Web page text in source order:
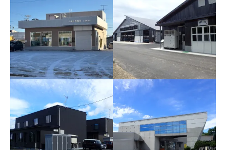
生涯学習センター（旧
館）ポンプ更新工事
認定こども園冷房機増設
工事
十勝信用組合様上士幌支
店エアコン更新工事
第2パーラー新築工事